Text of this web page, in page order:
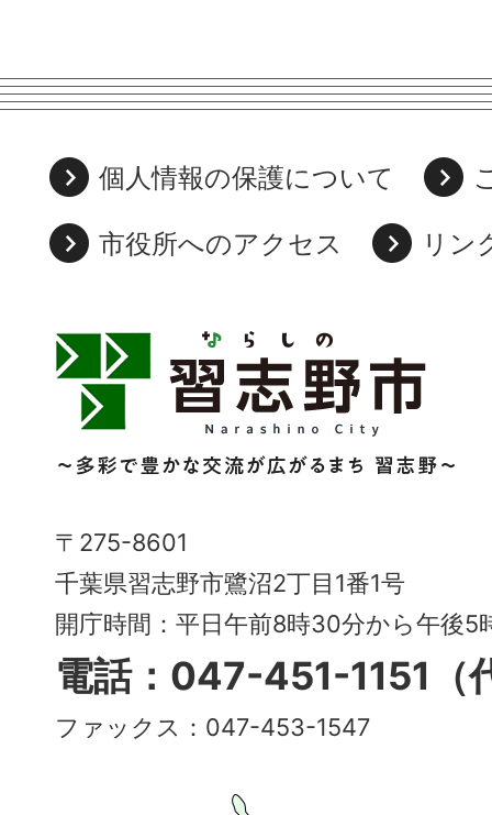
個人情報の保護について
市役所へのアクセス
リン
習
志
野
市
Narashino
City
～
多
彩
で
〒275-8601
千葉県習志野市鷺沼2丁目1番1号
開庁時間：平日午前8時30分から午後5
電話：047-451-1151（
ファックス：047-453-1547